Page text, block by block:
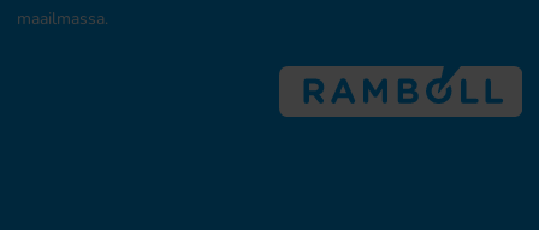
maailmassa.